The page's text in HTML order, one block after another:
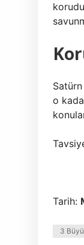
o
Tarih:
3